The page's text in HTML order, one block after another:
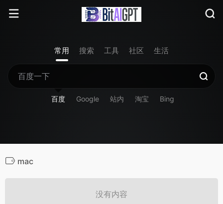
常用 搜索 工具 社区 生活
百度 Google 站内 淘宝 Bing
mac
没有内容